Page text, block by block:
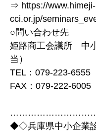
⇒ https://www.himeji-
cci.or.jp/
○問い合わせ先
姫路商工会議所 中
当）
TEL：079-223-6555
FAX：079-222-6005
◆◇兵庫県中小企業